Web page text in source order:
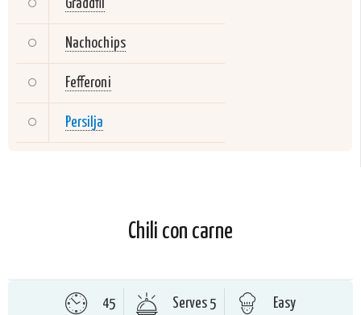
Gräddfil
Nachochips
Fefferoni
Persilja
Chili con carne
45 Serves 5 Easy